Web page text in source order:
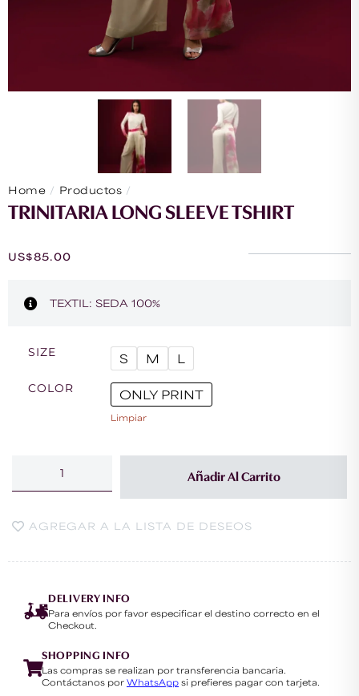
Home / Productos /
TRINITARIA LONG SLEEVE TSHIRT
US$85.00
TEXTIL: SEDA 100%
SIZE S M L
COLOR ONLY PRINT
Limpiar
Añadir Al Carrito
AGREGAR A LA LISTA DE DESEOS
DELIVERY INFO
Para envíos por favor especificar el destino correcto en el
Checkout.
SHOPPING INFO
Las compras se realizan por transferencia bancaria.
Contáctanos por WhatsApp si prefieres pagar con tarjeta.